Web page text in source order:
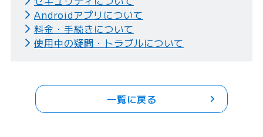
Androidアプリについて
料金・手続きについて
使用中の疑問・トラブルについて
一覧に戻る